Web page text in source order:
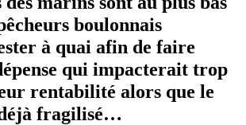
bou­lon­nais
à quai afin de faire
qui impac­te­rait trop
ren­ta­bi­lité alors que le
fragilisé…